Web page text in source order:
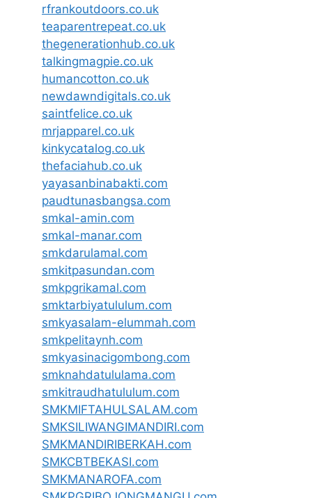
rfrankoutdoors.co.uk
teaparentrepeat.co.uk
thegenerationhub.co.uk
talkingmagpie.co.uk
humancotton.co.uk
newdawndigitals.co.uk
saintfelice.co.uk
mrjapparel.co.uk
kinkycatalog.co.uk
thefaciahub.co.uk
yayasanbinabakti.com
paudtunasbangsa.com
smkal-amin.com
smkal-manar.com
smkdarulamal.com
smkitpasundan.com
smkpgrikamal.com
smktarbiyatululum.com
smkyasalam-elummah.com
smkpelitaynh.com
smkyasinacigombong.com
smknahdatululama.com
smkitraudhatululum.com
SMKMIFTAHULSALAM.com
SMKSILIWANGIMANDIRI.com
SMKMANDIRIBERKAH.com
SMKCBTBEKASI.com
SMKMANAROFA.com